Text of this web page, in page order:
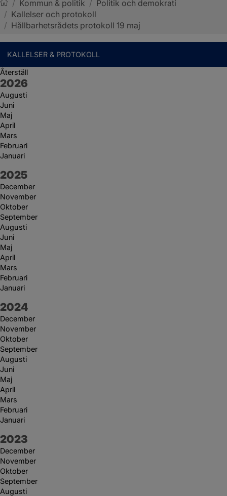
Sotenäs kommun
/ Kommun & politik / Politik och demokrati
/ Kallelser och protokoll
/ Hållbarhetsrådets protokoll 19 maj
KALLELSER & PROTOKOLL
Återställ
År:
2026
Augusti
Juni
Maj
April
Mars
Februari
Januari
År:
2025
December
November
Oktober
September
Augusti
Juni
Maj
April
Mars
Februari
Januari
År:
2024
December
November
Oktober
September
Augusti
Juni
Maj
April
Mars
Februari
Januari
År:
2023
December
November
Oktober
September
Augusti